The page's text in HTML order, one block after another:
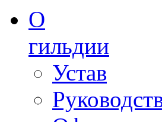
О
гильдии
Устав